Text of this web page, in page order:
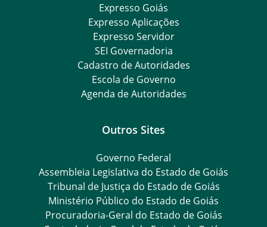
Expresso Goiás
Expresso Aplicações
Expresso Servidor
SEI Governadoria
Cadastro de Autoridades
Escola de Governo
Agenda de Autoridades
Outros Sites
Governo Federal
Assembleia Legislativa do Estado de Goiás
Tribunal de Justiça do Estado de Goiás
Ministério Público do Estado de Goiás
Procuradoria-Geral do Estado de Goiás